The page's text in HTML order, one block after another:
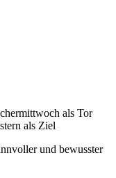
als Tor
als Ziel
und bewusster